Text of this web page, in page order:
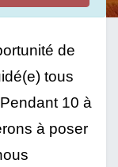
de
tous
10 à
à poser